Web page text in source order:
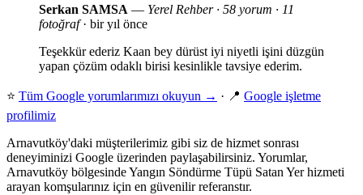
Serkan SAMSA — Yerel Rehber · 58 yorum · 11
fotoğraf· bir yıl önce
Teşekkür ederiz Kaan bey dürüst iyi niyetli işini düzgün
yapan çözüm odaklı birisi kesinlikle tavsiye ederim.
⭐ Tüm Google yorumlarımızı okuyun → · 📍 Google işletme
profilimiz
Arnavutköy'daki müşterilerimiz gibi siz de hizmet sonrası
deneyiminizi Google üzerinden paylaşabilirsiniz. Yorumlar,
Arnavutköy bölgesinde Yangın Söndürme Tüpü Satan Yer hizmeti
arayan komşularınız için en güvenilir referanstır.